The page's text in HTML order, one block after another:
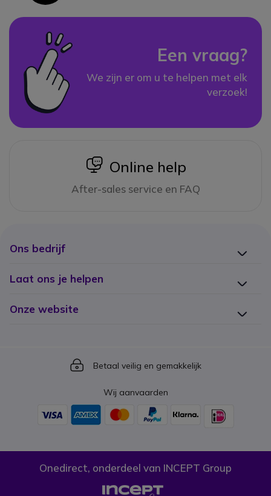
Een vraag?
We zijn er om u te helpen met elk
verzoek!
icon
Online help
After-sales service en FAQ
Ons bedrijf
Laat ons je helpen
Onze website
Icon
Betaal veilig en gemakkelijk
Wij aanvaarden
Onedirect, onderdeel van INCEPT Group